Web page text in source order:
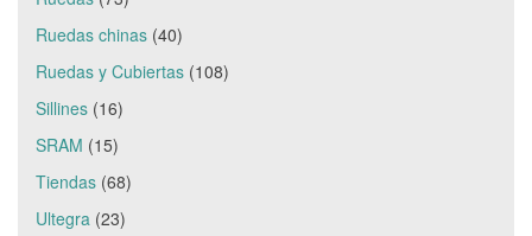
Ruedas chinas (40)
Ruedas y Cubiertas (108)
Sillines (16)
SRAM (15)
Tiendas (68)
Ultegra (23)